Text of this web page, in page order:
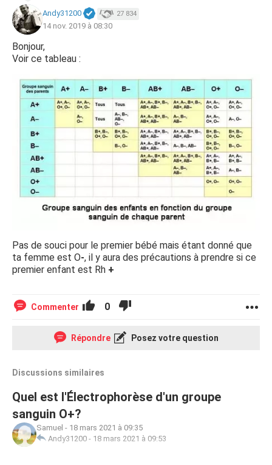
Andy31200 27 834
14 nov. 2019 à 08:30
Bonjour,
Voir ce tableau :
Pas de souci pour le premier bébé mais étant donné que
ta femme est O-, il y aura des précautions à prendre si ce
premier enfant est Rh +
Commenter 0
Répondre Posez votre question
Discussions similaires
Quel est l'Électrophorèse d'un groupe
sanguin O+?
Samuel - 18 mars 2021 à 09:35
Andy31200 - 18 mars 2021 à 09:53